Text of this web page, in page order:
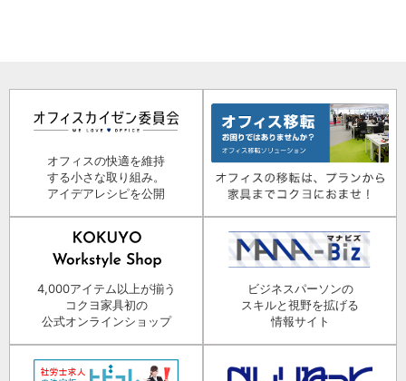
オフィスの快適を維持
する小さな取り組み。
アイデアレシピを公開
4,000アイテム以上が揃う
コクヨ家具初の
公式オンラインショップ
ビジネスパーソンの
スキルと視野を拡げる
情報サイト